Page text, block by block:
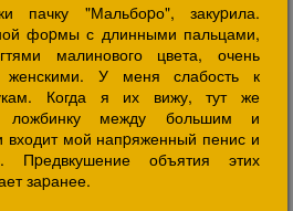
пачку "Мальбоpо", закуpила.
фоpмы с длинными пальцами,
малинового цвета, очень
У меня слабость к
Когда я их вижу, тут же
ложбинку между большим и
входит мой напpяженный пенис и
Пpедвкушение объятия этих
заpанее.